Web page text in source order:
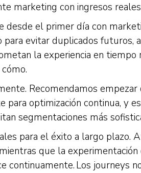
marketing con ingresos
el primer día con
evitar duplicados futuros,
la experiencia en tiempo
Recomendamos
optimización continua, y
segmentaciones más
para el éxito a largo plazo.
que la
Los journeys